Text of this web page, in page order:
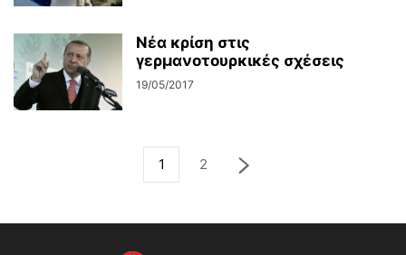
Νέα κρίση στις
γερμανοτουρκικές σχέσεις
19/05/2017
1 2